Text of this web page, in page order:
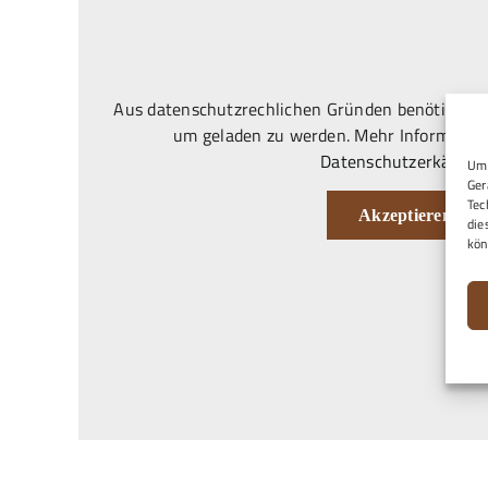
Aus datenschutzrechlichen Gründen benötigt
um geladen zu werden. Mehr
Datenschutzerkärung.
Akzeptieren